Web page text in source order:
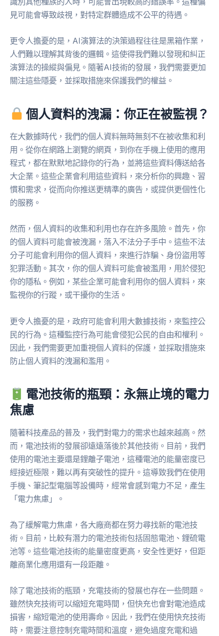
見可能會導致歧視，對特定群體造成不公平的待遇。
更令人擔憂的是，AI演算法的決策過程往往是黑箱作業，
人們難以理解其背後的邏輯。這使得我們難以發現和糾正
演算法的操縱與偏見。隨著AI技術的發展，我們需要更加
關注這些隱憂，並採取措施來保護我們的權益。
個人資料的洩漏：你正在被監視？
在大數據時代，我們的個人資料無時無刻不在被收集和利
用。從你在網路上瀏覽的網頁，到你在手機上使用的應用
程式，都在默默地記錄你的行為，並將這些資料傳送給各
大企業。這些企業會利用這些資料，來分析你的興趣、習
慣和需求，從而向你推送更精準的廣告，或提供更個性化
的服務。
然而，個人資料的收集和利用也存在許多風險。首先，你
的個人資料可能會被洩漏，落入不法分子手中。這些不法
分子可能會利用你的個人資料，來進行詐騙、身份盜用等
犯罪活動。其次，你的個人資料可能會被濫用，用於侵犯
你的隱私。例如，某些企業可能會利用你的個人資料，來
監視你的行蹤，或干擾你的生活。
更令人擔憂的是，政府可能會利用大數據技術，來監控公
民的行為。這種監控行為可能會侵犯公民的自由和權利。
因此，我們需要更加重視個人資料的保護，並採取措施來
防止個人資料的洩漏和濫用。
電池技術的瓶頸：永無止境的電力
焦慮
隨著科技產品的普及，我們對電力的需求也越來越高。然
而，電池技術的發展卻遠遠落後於其他技術。目前，我們
使用的電池主要還是鋰離子電池，這種電池的能量密度已
經接近極限，難以再有突破性的提升。這導致我們在使用
手機、筆記型電腦等設備時，經常會感到電力不足，產生
「電力焦慮」。
為了緩解電力焦慮，各大廠商都在努力尋找新的電池技
術。目前，比較有潛力的電池技術包括固態電池、鋰硫電
池等。這些電池技術的能量密度更高，安全性更好，但距
離商業化應用還有一段距離。
除了電池技術的瓶頸，充電技術的發展也存在一些問題。
雖然快充技術可以縮短充電時間，但快充也會對電池造成
損害，縮短電池的使用壽命。因此，我們在使用快充技術
時，需要注意控制充電時間和溫度，避免過度充電和過